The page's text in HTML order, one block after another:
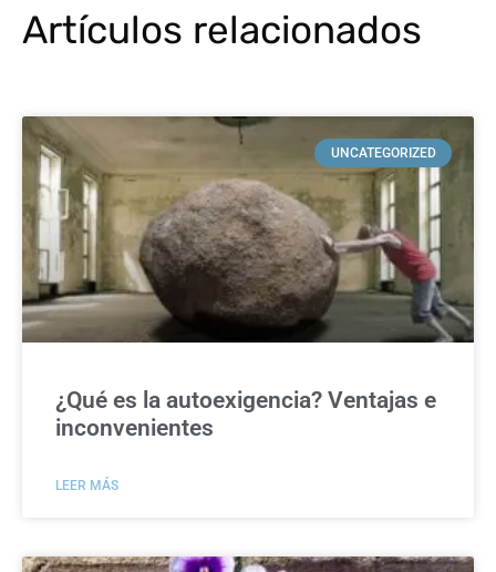
Artículos relacionados
UNCATEGORIZED
¿Qué es la autoexigencia? Ventajas e
inconvenientes
LEER MÁS